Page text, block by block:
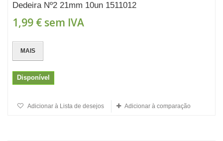
Dedeira Nº2 21mm 10un 1511012
1,99 € sem IVA
MAIS
Disponível
Adicionar à Lista de desejos Adicionar à comparação